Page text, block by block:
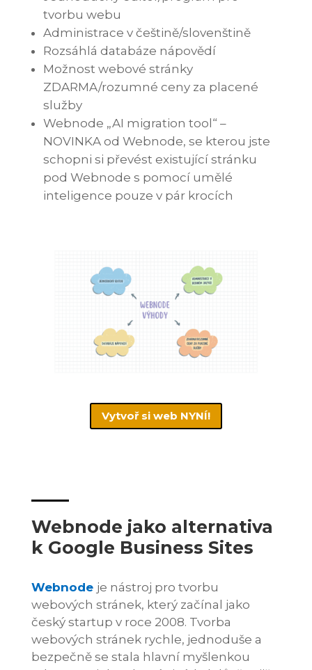
tvorbu webu
Administrace v češtině/slovenštině
Rozsáhlá databáze nápovědí
Možnost webové stránky
ZDARMA/rozumné ceny za placené
služby
Webnode „AI migration tool“ –
NOVINKA od Webnode, se kterou jste
schopni si převést existující stránku
pod Webnode s pomocí umělé
inteligence pouze v pár krocích
Vytvoř si web NYNÍ!
Webnode jako alternativa
k Google Business Sites
Webnode je nástroj pro tvorbu
webových stránek, který začínal jako
český startup v roce 2008. Tvorba
webových stránek rychle, jednoduše a
bezpečně se stala hlavní myšlenkou